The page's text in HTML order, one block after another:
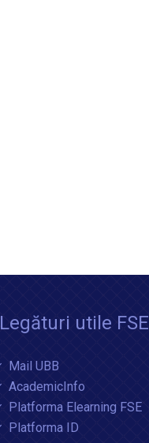
Legături utile FSE
Mail UBB
AcademicInfo
Platforma Elearning FSE
Platforma ID